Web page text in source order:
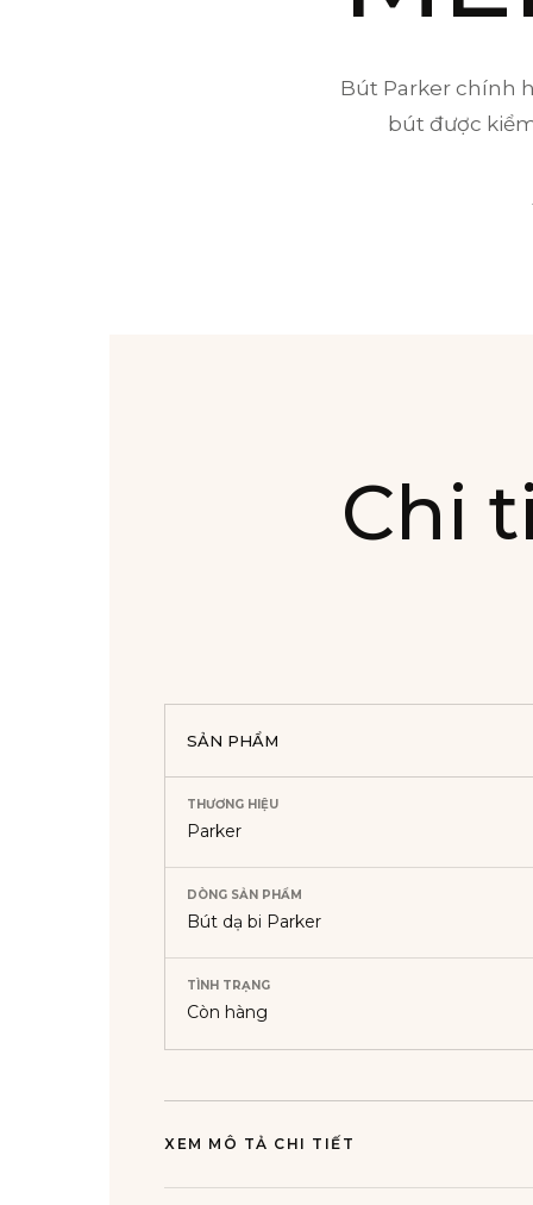
Bút Parker chính
bút được
Chi
SẢN PHẨM
THƯƠNG HIỆU
Parker
DÒNG SẢN PHẨM
Bút dạ bi Parker
TÌNH TRẠNG
Còn hàng
XEM MÔ TẢ CHI TIẾT